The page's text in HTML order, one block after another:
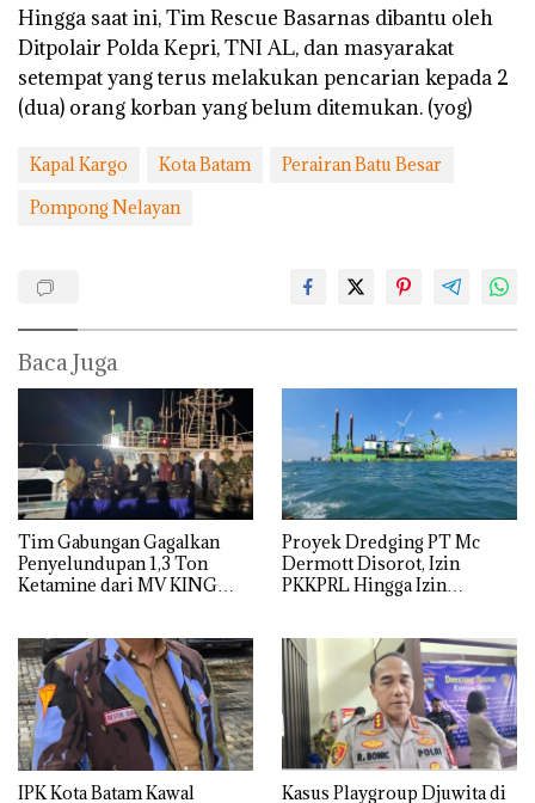
Hingga saat ini, Tim Rescue Basarnas dibantu oleh
Ditpolair Polda Kepri, TNI AL, dan masyarakat
setempat yang terus melakukan pencarian kepada 2
(dua) orang korban yang belum ditemukan. (yog)
Kapal Kargo Kota Batam
Perairan Batu Besar
Pompong Nelayan
Baca Juga
Tim Gabungan Gagalkan
Penyelundupan 1,3 Ton
Ketamine dari MV KING
Proyek Dredging PT Mc
Dermott Disorot, Izin
PKKPRL Hingga Izin
IPK Kota Batam Kawal Kasus Playgroup Djuwita di